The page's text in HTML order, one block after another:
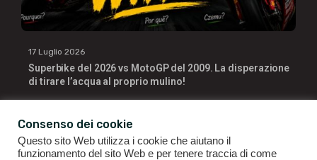
17 Luglio 2026
Superbike del 2026 vs MotoGP del 2009. La disperazione
di tirare l’acqua al proprio mulino!
Consenso dei cookie
Questo sito Web utilizza i cookie che aiutano il
funzionamento del sito Web e per tenere traccia di come